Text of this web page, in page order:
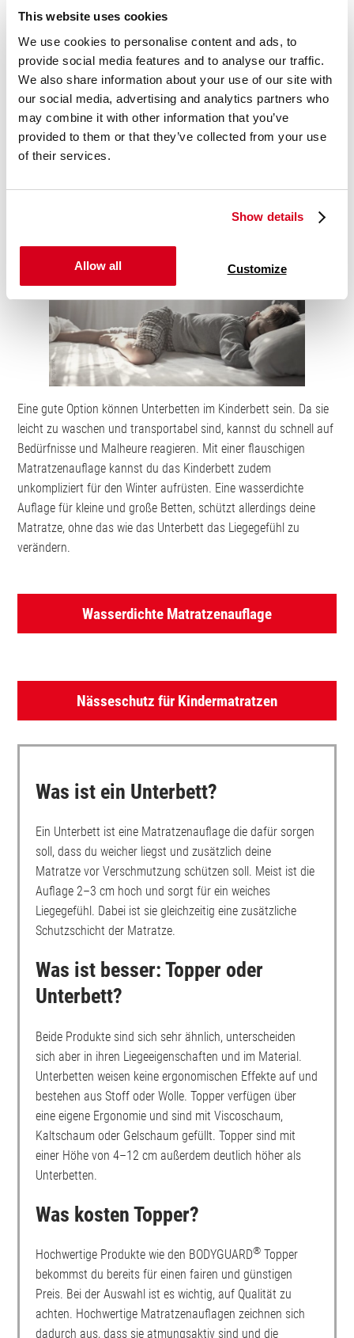
This website uses cookies
We use cookies to personalise content and ads, to
provide social media features and to analyse our traffic.
We also share information about your use of our site with
our social media, advertising and analytics partners who
may combine it with other information that you’ve
provided to them or that they’ve collected from your use
of their services.
Show details
Allow all Customize
Beheizbare Unterbetten
Das sogenannte Wärmebett oder auch die Heizdecke ist eine
interessante Option für den Winter – gerade in kalten
Wohnungen oder bei niedrigem Blutdruck. Bei diesem Unterbett
ist einfach ein Heizkabel eingenäht. Damit kannst du die
Liegefläche elektrisch erwärmen. Beim Kauf achte jedoch
unbedingt darauf, dass es sich um ein hochwertiges Produkt
vor Überhitzung geschützt. Damit steigt die Brandgefahr.
Eine gute Option können Unterbetten im Kinderbett sein. Da sie
leicht zu waschen und transportabel sind, kannst du schnell auf
Bedürfnisse und Malheure reagieren. Mit einer flauschigen
Matratzenauflage kannst du das Kinderbett zudem
unkompliziert für den Winter aufrüsten. Eine wasserdichte
Auflage für kleine und große Betten, schützt allerdings deine
Matratze, ohne das wie das Unterbett das Liegegefühl zu
verändern.
Wasserdichte Matratzenauflage
Nässeschutz für Kindermatratzen
Was ist ein Unterbett?
Ein Unterbett ist eine Matratzenauflage die dafür sorgen
soll, dass du weicher liegst und zusätzlich deine
Matratze vor Verschmutzung schützen soll. Meist ist die
Auflage 2–3 cm hoch und sorgt für ein weiches
Liegegefühl. Dabei ist sie gleichzeitig eine zusätzliche
Schutzschicht der Matratze.
Was ist besser: Topper oder
Unterbett?
Beide Produkte sind sich sehr ähnlich, unterscheiden
sich aber in ihren Liegeeigenschaften und im Material.
Unterbetten weisen keine ergonomischen Effekte auf und
bestehen aus Stoff oder Wolle. Topper verfügen über
eine eigene Ergonomie und sind mit Viscoschaum,
Kaltschaum oder Gelschaum gefüllt. Topper sind mit
einer Höhe von 4–12 cm außerdem deutlich höher als
Unterbetten.
Was kosten Topper?
Hochwertige Produkte wie den BODYGUARD® Topper
bekommst du bereits für einen fairen und günstigen
Preis. Bei der Auswahl ist es wichtig, auf Qualität zu
achten. Hochwertige Matratzenauflagen zeichnen sich
dadurch aus, dass sie atmungsaktiv sind und die